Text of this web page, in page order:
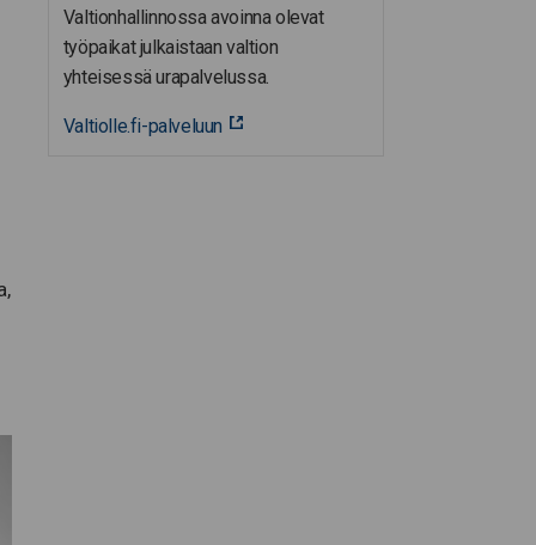
Valtionhallinnossa avoinna olevat
työpaikat julkaistaan valtion
yhteisessä urapalvelussa.
Valtiolle.fi-palveluun